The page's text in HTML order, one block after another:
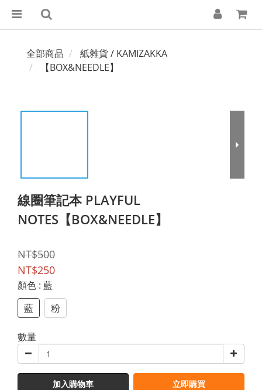
全部商品
紙雜貨 / KAMIZAKKA
【BOX&NEEDLE】
線圈筆記本 PLAYFUL
NOTES【BOX&NEEDLE】
NT$500
NT$250
顏色 : 藍
藍
粉
數量
加入購物車 立即購買